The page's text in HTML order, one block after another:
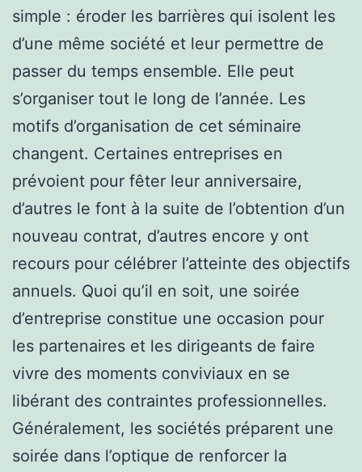
simple : éroder les barrières qui isolent les
d’une même société et leur permettre de
passer du temps ensemble. Elle peut
s’organiser tout le long de l’année. Les
motifs d’organisation de cet séminaire
changent. Certaines entreprises en
prévoient pour fêter leur anniversaire,
d’autres le font à la suite de l’obtention d’un
nouveau contrat, d’autres encore y ont
recours pour célébrer l’atteinte des objectifs
annuels. Quoi qu’il en soit, une soirée
d’entreprise constitue une occasion pour
les partenaires et les dirigeants de faire
vivre des moments conviviaux en se
libérant des contraintes professionnelles.
Généralement, les sociétés préparent une
soirée dans l’optique de renforcer la